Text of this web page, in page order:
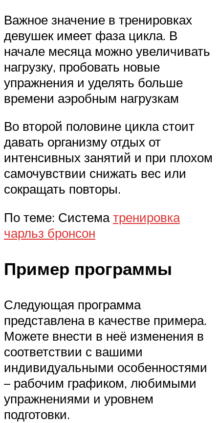
Важное значение в тренировках
девушек имеет фаза цикла. В
начале месяца можно увеличивать
нагрузку, пробовать новые
упражнения и уделять больше
времени аэробным нагрузкам
Во второй половине цикла стоит
давать организму отдых от
интенсивных занятий и при плохом
самочувствии снижать вес или
сокращать повторы.
По теме: Систематренировка
чарльз бронсон
Пример программы
Следующая программа
представлена в качестве примера.
Можете внести в неё изменения в
соответствии с вашими
индивидуальными особенностями
– рабочим графиком, любимыми
упражнениями и уровнем
подготовки.